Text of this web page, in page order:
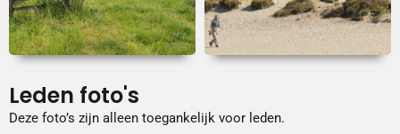
Leden foto's
Deze foto’s zijn alleen toegankelijk voor leden.